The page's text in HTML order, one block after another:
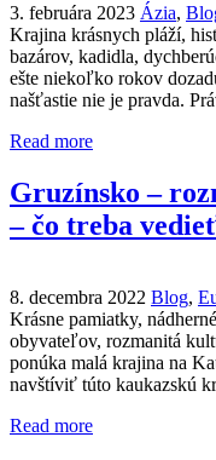
3. februára 2023 Ázia,
Krajina krásnych pláží,
bazárov, kadidla,
ešte niekoľko rokov
našťastie nie je pravda.
Read more
Gruzínsko –
– čo treba
8. decembra 2022 Blog,
Krásne pamiatky,
obyvateľov, rozmanitá
ponúka malá krajina na
navštíviť túto kaukazskú
Read more